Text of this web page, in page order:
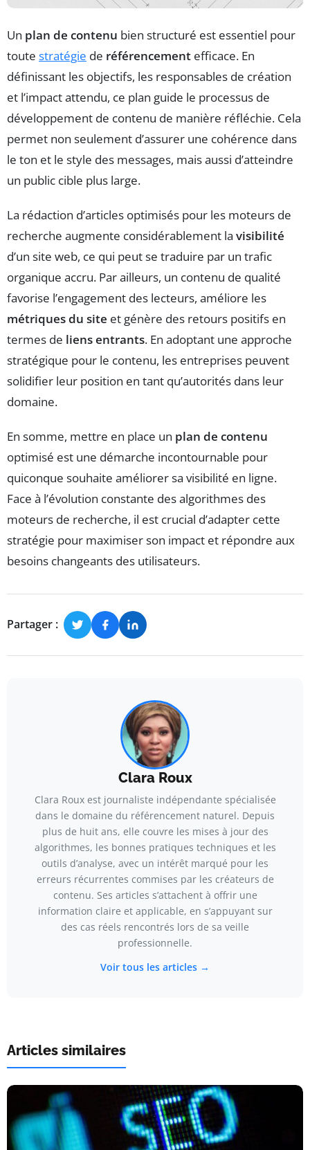
Un plan de contenu bien structuré est essentiel pour
toute stratégie de référencement efficace. En
définissant les objectifs, les responsables de création
et l’impact attendu, ce plan guide le processus de
développement de contenu de manière réfléchie. Cela
permet non seulement d’assurer une cohérence dans
le ton et le style des messages, mais aussi d’atteindre
un public cible plus large.
La rédaction d’articles optimisés pour les moteurs de
recherche augmente considérablement la visibilité
d’un site web, ce qui peut se traduire par un trafic
organique accru. Par ailleurs, un contenu de qualité
favorise l’engagement des lecteurs, améliore les
métriques du site et génère des retours positifs en
termes de liens entrants. En adoptant une approche
stratégique pour le contenu, les entreprises peuvent
solidifier leur position en tant qu’autorités dans leur
domaine.
En somme, mettre en place un plan de contenu
optimisé est une démarche incontournable pour
quiconque souhaite améliorer sa visibilité en ligne.
Face à l’évolution constante des algorithmes des
moteurs de recherche, il est crucial d’adapter cette
stratégie pour maximiser son impact et répondre aux
besoins changeants des utilisateurs.
Partager :
Clara Roux
Clara Roux est journaliste indépendante spécialisée
dans le domaine du référencement naturel. Depuis
plus de huit ans, elle couvre les mises à jour des
algorithmes, les bonnes pratiques techniques et les
outils d’analyse, avec un intérêt marqué pour les
erreurs récurrentes commises par les créateurs de
contenu. Ses articles s’attachent à offrir une
information claire et applicable, en s’appuyant sur
des cas réels rencontrés lors de sa veille
professionnelle.
Voir tous les articles →
Articles similaires